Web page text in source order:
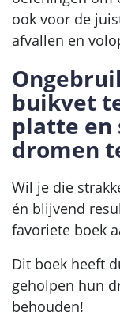
ook voor de
afvallen en
buikvet
platte en
dromen
Wil je die
én blijvend
favoriete boek
Dit boek heeft
geholpen hun
behouden!